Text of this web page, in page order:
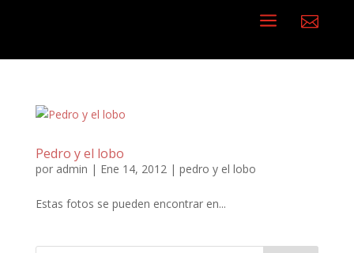
a 
Pedro y el lobo
por admin | Ene 14, 2012| pedro y el lobo
Estas fotos se pueden encontrar en...